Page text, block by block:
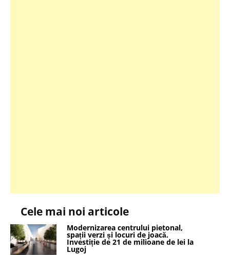
Cele mai noi articole
Modernizarea centrului pietonal,
spații verzi și locuri de joacă.
Investiție de 21 de milioane de lei la
Lugoj